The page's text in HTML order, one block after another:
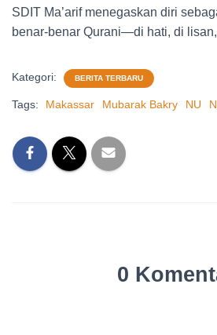
SDIT Ma’arif menegaskan diri
benar-benar Qurani—di hati, di
Kategori: BERITA TERBARU
Tags: Makassar Mubarak Bakry NU
0